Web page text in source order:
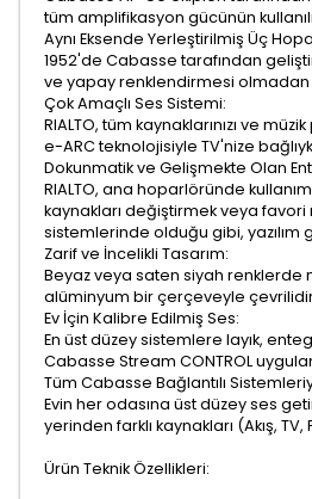
tüm amplifikasyon gücünün
Aynı Eksende Yerleştirilmiş Üç
1952'de Cabasse tarafından
ve yapay renklendirmesi
Çok Amaçlı Ses Sistemi:
RIALTO, tüm kaynaklarınızı ve
e-ARC teknolojisiyle TV'nize
Dokunmatik ve Gelişmekte Olan
RIALTO, ana hoparlöründe
kaynakları değiştirmek veya favori
sistemlerinde olduğu gibi,
Zarif ve İncelikli Tasarım:
Beyaz veya saten siyah renklerde
alüminyum bir çerçeveyle
Ev İçin Kalibre Edilmiş Ses:
En üst düzey sistemlere layık,
Cabasse Stream CONTROL
Tüm Cabasse Bağlantılı
Evin her odasına üst düzey ses
yerinden farklı kaynakları (Akış,
Ürün Teknik Özellikleri: